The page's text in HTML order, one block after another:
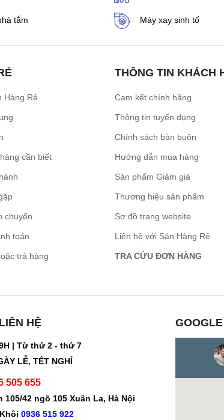
tắm Máy xay sinh tố
Hàng Rẻ
cần biết
chuyển
toán
trả hàng
THÔNG TIN KHÁCH
Cam kết chính hãng
Thông tin tuyển dụng
Chính sách bán buôn
Hướng dẫn mua hàng
Sản phẩm Giảm giá
Thương hiệu sản phẩm
Sơ đồ trang website
Liên hệ với Săn Hàng Rẻ
TRA CỨU ĐƠN HÀNG
HỆ
| Từ thứ 2 - thứ 7
LỄ, TẾT NGHỈ
505 655
105/42 ngõ 105 Xuân La, Hà Nội
0936 515 922